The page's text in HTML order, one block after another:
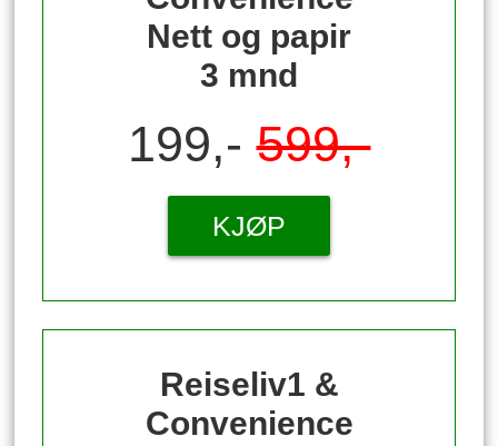
Nett og papir
3 mnd
199,-599,-
KJØP
Reiseliv1 &
Convenience